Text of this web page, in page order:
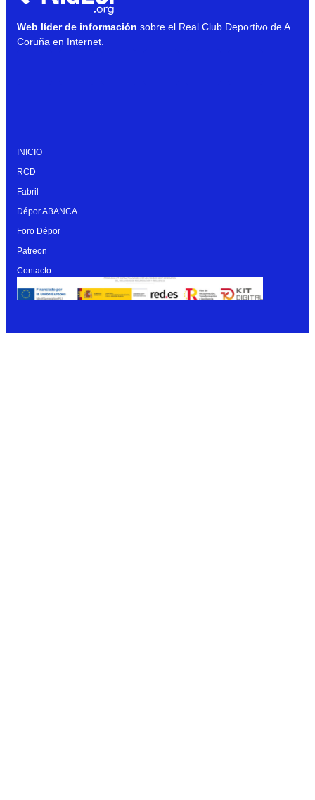
Web líder de información sobre el Real Club Deportivo de A
Coruña en Internet.
INICIO
RCD
Fabril
Dépor ABANCA
Foro Dépor
Patreon
Contacto